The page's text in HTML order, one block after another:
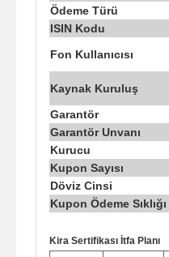
Ödeme Türü
ISIN Kodu
Fon Kullanıcısı
Kaynak Kuruluş
Garantör
Garantör Unvanı
Kurucu
Kupon Sayısı
Döviz Cinsi
Kupon Ödeme Sıklığı
Kira Sertifikası İtfa Planı